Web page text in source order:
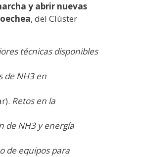
y abrir nuevas
, del Clúster
técnicas disponibles
de NH3 en
Retos en la
de NH3 y energía
de equipos para